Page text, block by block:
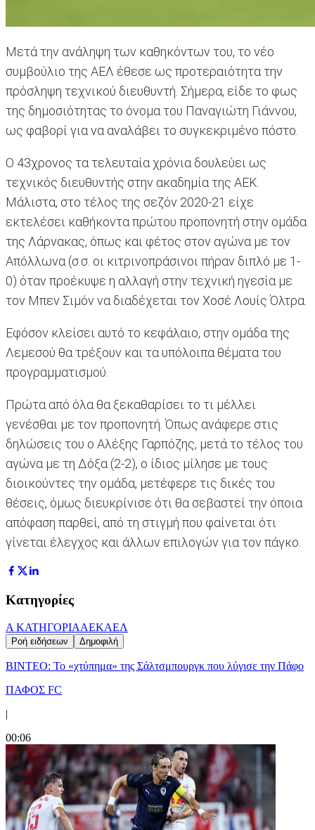
Μετά την ανάληψη των καθηκόντων του, το νέο
συμβούλιο της ΑΕΛ έθεσε ως προτεραιότητα την
πρόσληψη τεχνικού διευθυντή. Σήμερα, είδε το φως
της δημοσιότητας το όνομα του Παναγιώτη Γιάννου,
ως φαβορί για να αναλάβει το συγκεκριμένο πόστο.
O 43χρονος τα τελευταία χρόνια δουλεύει ως
τεχνικός διευθυντής στην ακαδημία της ΑΕΚ.
Μάλιστα, στο τέλος της σεζόν 2020-21 είχε
εκτελέσει καθήκοντα πρώτου προπονητή στην ομάδα
της Λάρνακας, όπως και φέτος στον αγώνα με τον
Απόλλωνα (σ.σ. οι κιτρινοπράσινοι πήραν διπλό με 1-
0) όταν προέκυψε η αλλαγή στην τεχνική ηγεσία με
τον Μπεν Σιμόν να διαδέχεται τον Χοσέ Λουίς Όλτρα.
Εφόσον κλείσει αυτό το κεφάλαιο, στην ομάδα της
Λεμεσού θα τρέξουν και τα υπόλοιπα θέματα του
προγραμματισμού.
Πρώτα από όλα θα ξεκαθαρίσει το τι μέλλει
γενέσθαι με τον προπονητή. Όπως ανάφερε στις
δηλώσεις του ο Αλέξης Γαρπόζης, μετά το τέλος του
αγώνα με τη Δόξα (2-2), ο ίδιος μίλησε με τους
διοικούντες την ομάδα, μετέφερε τις δικές του
θέσεις, όμως διευκρίνισε ότι θα σεβαστεί την όποια
απόφαση παρθεί, από τη στιγμή που φαίνεται ότι
γίνεται έλεγχος και άλλων επιλογών για τον πάγκο.
Κατηγορίες
Α ΚΑΤΗΓΟΡΙΑΑΕΚΑΕΛ
Ροή ειδήσεων Δημοφιλή
ΒΙΝΤΕΟ: Το «χτύπημα» της Σάλτσμπουργκ που λύγισε την Πάφο
ΠΑΦΟΣ FC
|
00:06